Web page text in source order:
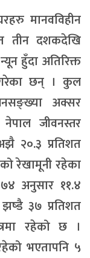
मानवविहीन
तीन दशकदेखि
हुँदा अतिरिक्त
गरेका छन् । कुल
अक्सर
जीवनस्तर
२०.३ प्रतिशत
रेखामूनी रहेका
अनुसार ११.४
३७ प्रतिशत
रहेको छ ।
भएतापनि ५